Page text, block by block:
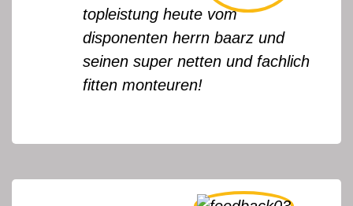
topleistung heute vom
disponenten herrn baarz und
seinen super netten und fachlich
fitten monteuren!